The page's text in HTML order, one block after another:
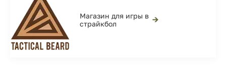
Магазин для игры в
страйкбол
→